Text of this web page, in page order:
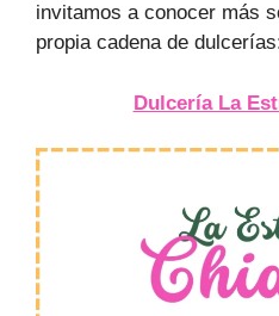
invitamos a conocer más
propia cadena de
Dulcería La